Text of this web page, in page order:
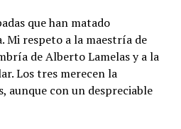
que han matado
Mi respeto a la maestría de
de Alberto Lamelas y a la
Los tres merecen la
aunque con un despreciable